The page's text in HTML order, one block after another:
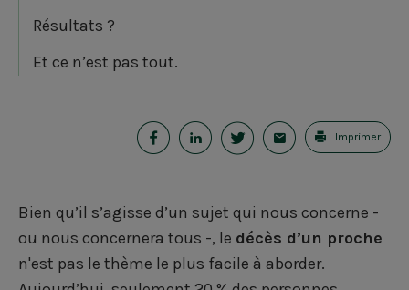
Résultats ?
Et ce n’est pas tout.
P
r
t
a
P
r
t
a
P
r
t
a
E
m
a
i
Imprimer
Bien qu’il s’agisse d’un sujet qui nous concerne -
ou nous concernera tous -, le décès d’un proche
n'est pas le thème le plus facile à aborder.